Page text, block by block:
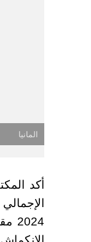
المانيا
أكد